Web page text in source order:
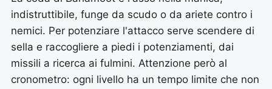
indistruttibile, funge da scudo o da ariete contro i
nemici. Per potenziare l'attacco serve scendere di
sella e raccogliere a piedi i potenziamenti, dai
missili a ricerca ai fulmini. Attenzione però al
cronometro: ogni livello ha un tempo limite che non